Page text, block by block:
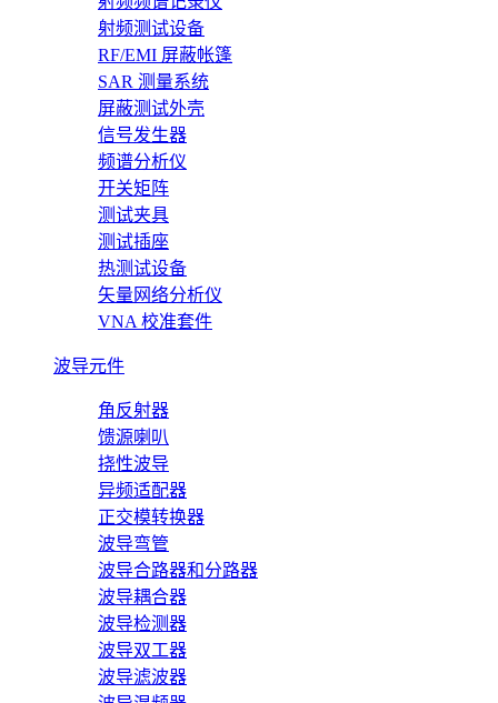
射频测试设备
RF/EMI 屏蔽帐篷
SAR 测量系统
屏蔽测试外壳
信号发生器
频谱分析仪
开关矩阵
测试夹具
测试插座
热测试设备
矢量网络分析仪
VNA 校准套件
波导元件
角反射器
馈源喇叭
挠性波导
异频适配器
正交模转换器
波导弯管
波导合路器和分路器
波导耦合器
波导检测器
波导双工器
波导滤波器